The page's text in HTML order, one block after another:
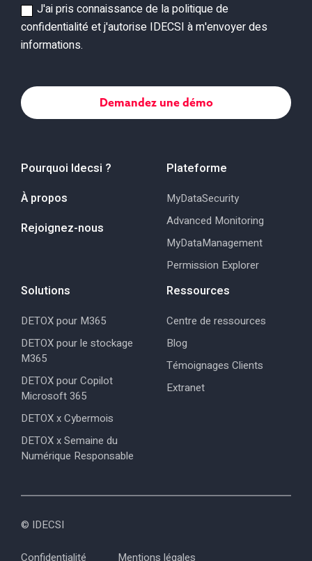
J'ai pris connaissance de la politique de
confidentialité et j'autorise IDECSI à m'envoyer des
informations.
Pourquoi Idecsi ?
À propos
Rejoignez-nous
Solutions
DETOX pour M365
DETOX pour le stockage
M365
DETOX pour Copilot
Microsoft 365
DETOX x Cybermois
DETOX x Semaine du
Numérique Responsable
Plateforme
MyDataSecurity
Advanced Monitoring
MyDataManagement
Permission Explorer
Ressources
Centre de ressources
Blog
Témoignages Clients
Extranet
© IDECSI
Confidentialité Mentions légales